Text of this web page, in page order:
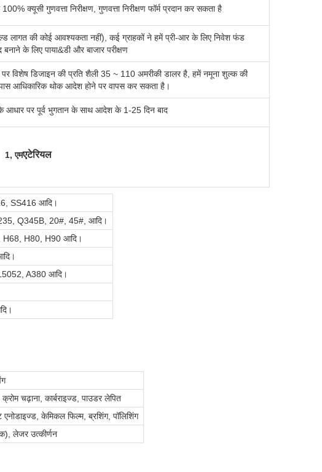
क्यूसी गुणवत्ता निरीक्षण, गुणवत्ता निरीक्षण फॉर्म प्रदान कर सकता है
लागत की कोई आवश्यकता नहीं), कई ग्राहकों ने हमें प्री-आर के लिए निवेश फंड
बनाने के लिए पाया&डी और बाजार परीक्षण
विशेष डिजाइन की प्रति शैली 35 ~ 110 अमरीकी डालर है, हमें नमूना शुल्क की
आधिकारिक थोक आदेश होने पर वापस कर सकता है।
के आधार पर पूर्व भुगतान के साथ आदेश के 1-25 दिन बाद
1, एमएटेरियल
SS416 आदि।
Q345B, 20#, 45#, आदि।
H80, H90 आदि।
A380 आदि।
चढ़ाना, कार्बराइज्ड, पाउडर लेपित
केमिकल फिल्म, ब्रशिंग, पॉलिशिंग
लेजर उत्कीर्णन